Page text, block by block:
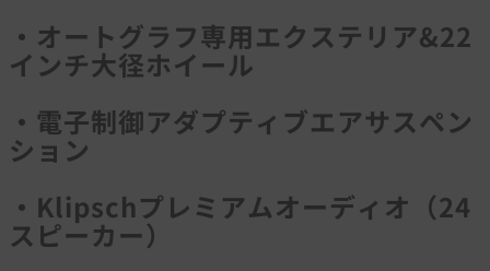
・オートグラフ専用エクステリア&22
インチ大径ホイール
・電子制御アダプティブエアサスペン
ション
・Klipschプレミアムオーディオ（24
スピーカー）